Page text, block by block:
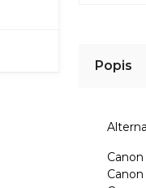
Popis